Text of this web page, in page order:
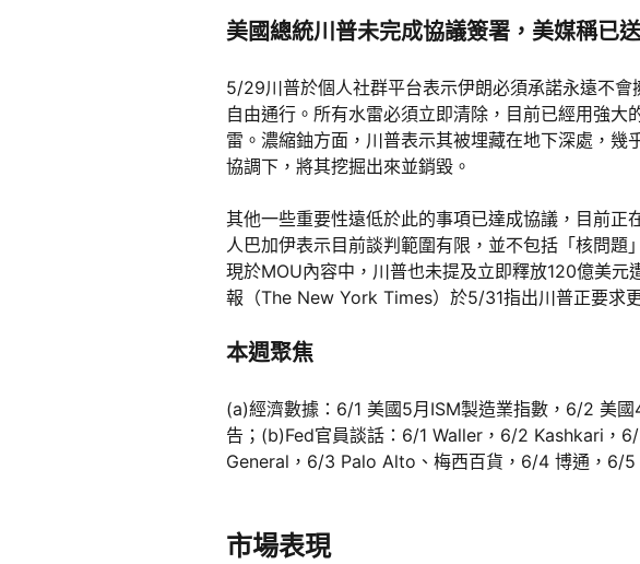
美國總統川普未完成協議簽署，美媒稱已
5/29川普於個人社群平台表示伊朗必須承諾永遠不
自由通行。所有水雷必須立即清除，目前已經用強
雷。濃縮鈾方面，川普表示其被埋藏在地下深處，
協調下，將其挖掘出來並銷毀。
其他一些重要性遠低於此的事項已達成協議，目前
人巴加伊表示目前談判範圍有限，並不包括「核問
現於MOU內容中，川普也未提及立即釋放120億美
報（The New York Times）於5/31指出川普正要求
本週聚焦
(a)經濟數據：6/1 美國5月ISM製造業指數，6/2 美
告；(b)Fed官員談話：6/1 Waller，6/2 Kashkari
General，6/3 Palo Alto、梅西百貨，6/4 博通，
市場表現